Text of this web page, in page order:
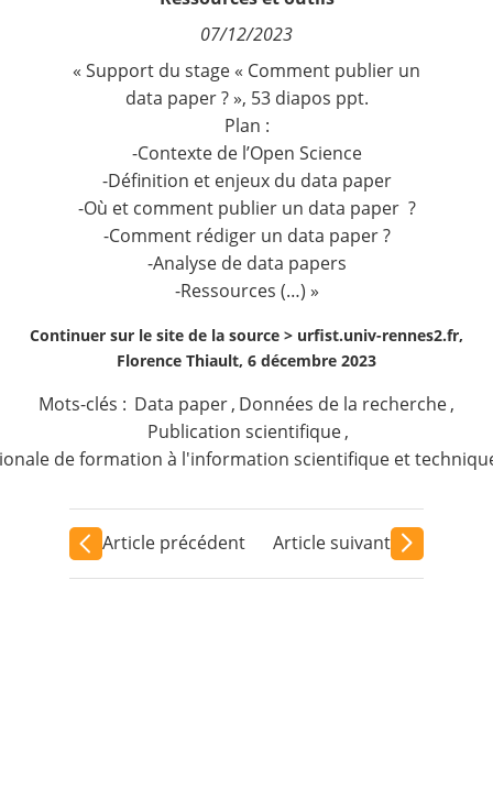
07/12/2023
« Support du stage « Comment publier un
data paper ? », 53 diapos ppt.
Plan :
-Contexte de l’Open Science
-Définition et enjeux du data paper
-Où et comment publier un data paper ?
-Comment rédiger un data paper ?
-Analyse de data papers
-Ressources (…) »
Continuer sur le site de la source > urfist.univ-rennes2.fr,
Florence Thiault, 6 décembre 2023
Mots-clés : Data paper, Données de la recherche,
Publication scientifique,
de formation à l'information scientifique et technique
Article précédent Article suivant